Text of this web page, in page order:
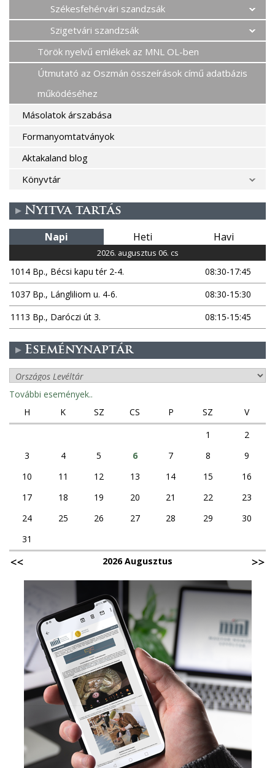
Székesfehérvári szandzsák
Szigetvári szandzsák
Török nyelvű emlékek az MNL OL-ben
Útmutató az Oszmán összeírások című adatbázis
működéséhez
Másolatok árszabása
Formanyomtatványok
Aktakaland blog
Könyvtár
Nyitva tartás
Napi Heti Havi
2026. augusztus 06. cs
1014 Bp., Bécsi kapu tér 2-4.
08:30-17:45
1037 Bp., Lángliliom u. 4-6.
08:30-15:30
1113 Bp., Daróczi út 3.
08:15-15:45
Eseménynaptár
További események..
H
K SZ CS P SZ
V
1
2
3
4 5 6 7 8
9
10
11 12 13 14 15
16
17
18 19 20 21 22
23
24
25 26 27 28 29
30
31
2026 Augusztus